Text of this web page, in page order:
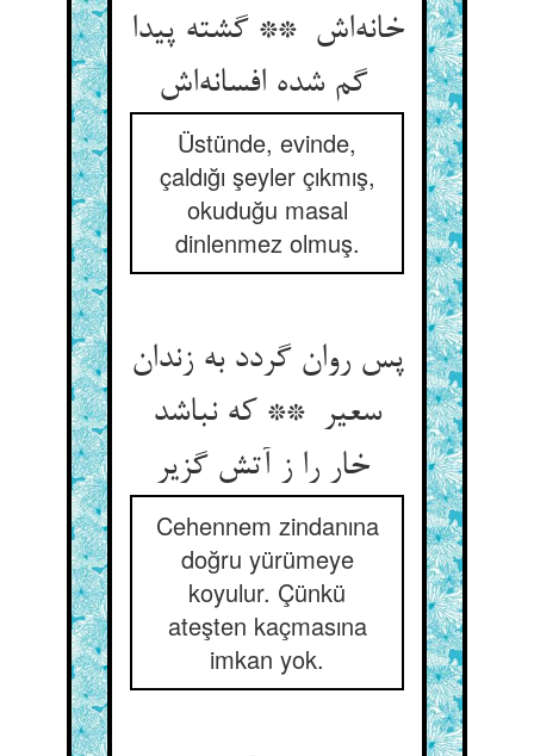
خانه‌اش ** گشته پیدا
گم شده افسانه‌اش
Üstünde, evinde,
çaldığı şeyler çıkmış,
okuduğu masal
dinlenmez olmuş.
پس روان گردد به زندان
سعیر ** که نباشد
خار را ز آتش گزیر
Cehennem zindanına
doğru yürümeye
koyulur. Çünkü
ateşten kaçmasına
imkan yok.